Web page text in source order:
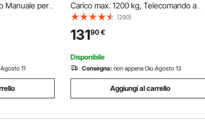
Manuale per
Pesanti con
a 2
Rimorchio
11
Carico max. 1200 kg, Telecomando a
Filo 4,2 m, Altezza di Sollevamento Cavo
Singolo 12 m, Paranco Arresto di
Emergenza, Sollevatore per Garage,
Magazzino, Fabbrica
(290)
13190€
Disponibile
Consegna: non appena Gio.Agosto 13
Aggiungi al carrello